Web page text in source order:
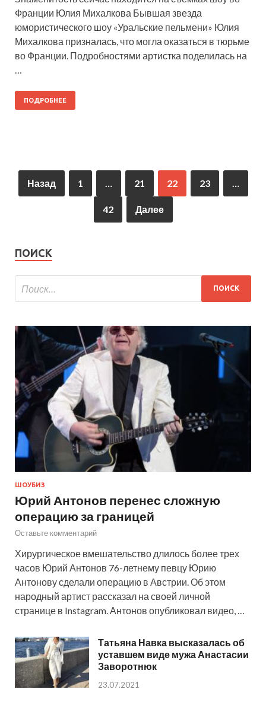
Франции Юлия Михалкова Бывшая звезда
юмористического шоу «Уральские пельмени» Юлия
Михалкова призналась, что могла оказаться в тюрьме
во Франции. Подробностями артистка поделилась на
ПОДРОБНЕЕ
Назад 1 21 22 23
42 Далее
ПОИСК
ШОУБИЗ
Юрий Антонов перенес сложную
операцию за границей
Оставьте комментарий
Хирургическое вмешательство длилось более трех
часов Юрий Антонов 76-летнему певцу Юрию
Антонову сделали операцию в Австрии. Об этом
народный артист рассказал на своей личной
странице в Instagram. Антонов опубликовал видео, …
Татьяна Навка высказалась об
уставшем виде мужа Анастасии
Заворотнюк
23.07.2021